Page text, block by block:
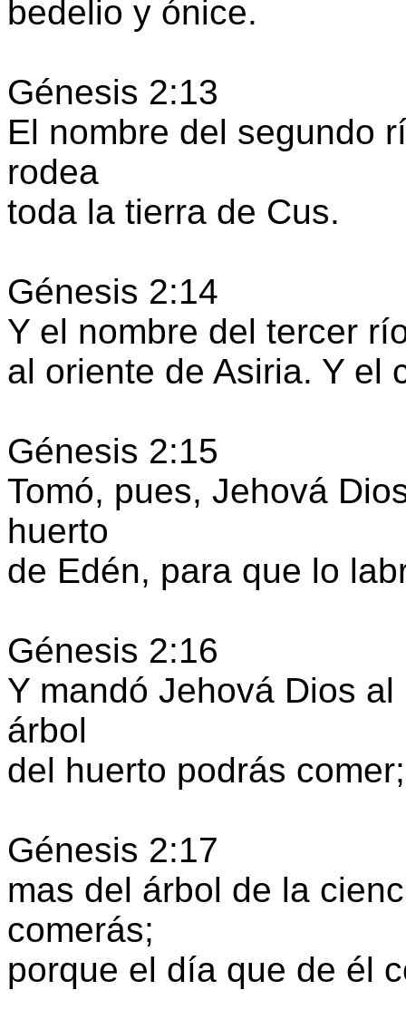
bedelio y ónice.
Génesis 2:13
El nombre del segundo
rodea
toda la tierra de Cus.
Génesis 2:14
Y el nombre del tercer
al oriente de Asiria. Y el
Génesis 2:15
Tomó, pues, Jehová
huerto
de Edén, para que lo
Génesis 2:16
Y mandó Jehová Dios
árbol
del huerto podrás comer;
Génesis 2:17
mas del árbol de la
comerás;
porque el día que de él